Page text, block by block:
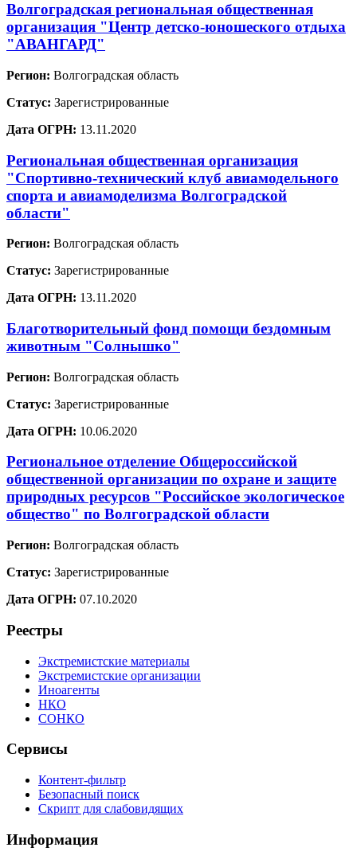
Волгоградская региональная общественная
организация "Центр детско-юношеского отдыха
"АВАНГАРД"
Регион: Волгоградская область
Статус: Зарегистрированные
Дата ОГРН: 13.11.2020
Региональная общественная организация
"Спортивно-технический клуб авиамодельного
спорта и авиамоделизма Волгоградской
области"
Регион: Волгоградская область
Статус: Зарегистрированные
Дата ОГРН: 13.11.2020
Благотворительный фонд помощи бездомным
животным "Солнышко"
Регион: Волгоградская область
Статус: Зарегистрированные
Дата ОГРН: 10.06.2020
Региональное отделение Общероссийской
общественной организации по охране и защите
природных ресурсов "Российское экологическое
общество" по Волгоградской области
Регион: Волгоградская область
Статус: Зарегистрированные
Дата ОГРН: 07.10.2020
Реестры
Экстремистские материалы
Экстремистские организации
Иноагенты
НКО
СОНКО
Сервисы
Контент-фильтр
Безопасный поиск
Скрипт для слабовидящих
Информация